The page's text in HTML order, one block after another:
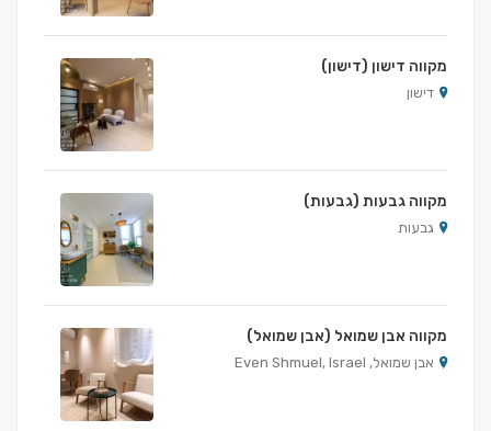
מקווה דישון (דישון)
דישון
מקווה גבעות (גבעות)
גבעות
מקווה אבן שמואל (אבן שמואל)
אבן שמואל, Even Shmuel, Israel